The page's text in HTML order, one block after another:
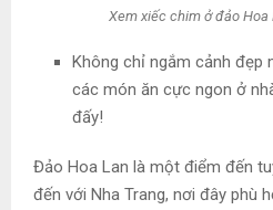
Xem xiếc chim ở đảo
Không chỉ ngắm cảnh đẹp
các món ăn cực ngon ở
đấy!
Đảo Hoa Lan là một điểm đến
đến với Nha Trang, nơi đây phù